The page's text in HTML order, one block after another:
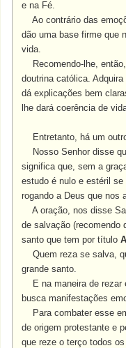
e na Fé.
Ao contrário das
dão uma base firme que
vida.
Recomendo-lhe,
doutrina católica.
dá explicações bem
lhe dará coerência de
Entretanto, há um
Nosso Senhor disse
significa que, sem a
estudo é nulo e estéril se
rogando a Deus que nos
A oração, nos disse
de salvação (recomendo
santo que tem por título
Quem reza se salva,
grande santo.
E na maneira de rezar
busca manifestações
Para combater esse
de origem protestante e
que reze o terço todos